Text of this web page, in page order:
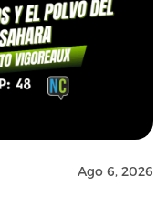
Ago 6, 2026